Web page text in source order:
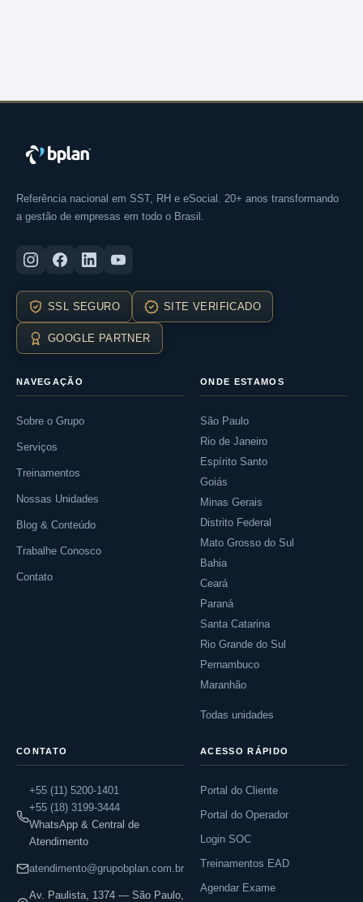
Referência nacional em SST, RH e eSocial. 20+ anos transformando
a gestão de empresas em todo o Brasil.
SSL SEGURO SITE VERIFICADO
GOOGLE PARTNER
NAVEGAÇÃO
Sobre o Grupo
Serviços
Treinamentos
Nossas Unidades
Blog & Conteúdo
Trabalhe Conosco
Contato
ONDE ESTAMOS
São Paulo
Rio de Janeiro
Espírito Santo
Goiás
Minas Gerais
Distrito Federal
Mato Grosso do Sul
Bahia
Ceará
Paraná
Santa Catarina
Rio Grande do Sul
Pernambuco
Maranhão
Todas unidades
CONTATO
+55 (11) 5200-1401
+55 (18) 3199-3444
WhatsApp & Central de
Atendimento
atendimento@grupobplan.com.br
Av. Paulista, 1374 — São Paulo,
ACESSO RÁPIDO
Portal do Cliente
Portal do Operador
Login SOC
Treinamentos EAD
Agendar Exame